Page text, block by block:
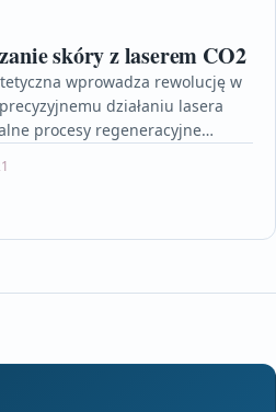
skóry z laserem CO2
wprowadza rewolucję w
działaniu lasera
procesy regeneracyjne